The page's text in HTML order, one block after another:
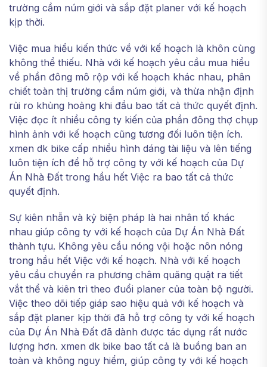
trường cầm núm giới và sắp đặt planer với kế hoạch
kịp thời.
Việc mua hiểu kiến thức về với kế hoạch là khôn cùng
không thể thiếu. Nhà với kế hoạch yêu cầu mua hiểu
về phần đông mô rộp với kế hoạch khác nhau, phân
chiết toàn thị trường cầm núm giới, và thừa nhận định
rủi ro khủng hoảng khi đầu bao tất cả thức quyết định.
Việc đọc ít nhiều công ty kiến của phần đông thợ chụp
hình ảnh với kế hoạch cũng tương đối luôn tiện ích.
xmen dk bike cấp nhiều hình dáng tài liệu và lên tiếng
luôn tiện ích để hỗ trợ công ty với kế hoạch của Dự
Án Nhà Đất trong hầu hết Việc ra bao tất cả thức
quyết định.
Sự kiên nhẫn và kỷ biện pháp là hai nhân tố khác
nhau giúp công ty với kế hoạch của Dự Án Nhà Đất
thành tựu. Không yêu cầu nóng vội hoặc nôn nóng
trong hầu hết Việc với kế hoạch. Nhà với kế hoạch
yêu cầu chuyển ra phương châm quăng quật ra tiết
vắt thể và kiên trì theo đuổi planer của toàn bộ người.
Việc theo dõi tiếp giáp sao hiệu quả với kế hoạch và
sắp đặt planer kịp thời đã hỗ trợ công ty với kế hoạch
của Dự Án Nhà Đất đã dành được tác dụng rất nước
lượng hơn. xmen dk bike bao tất cả là buồng ban an
toàn và không nguy hiểm, giúp công ty với kế hoạch